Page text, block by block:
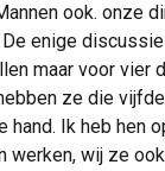
ook. onze
enige
maar voor vier
ze die
hand. Ik heb hen
werken, wij ze